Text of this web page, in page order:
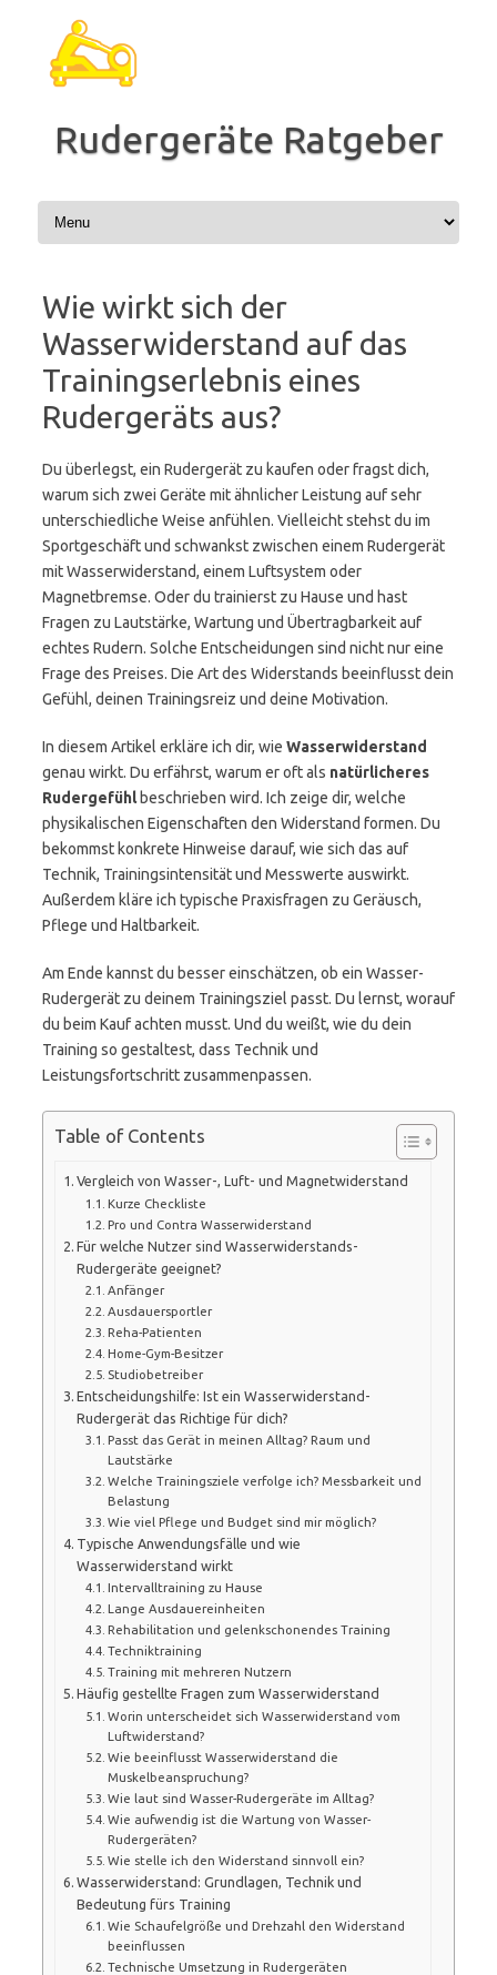
springen
Rudergeräte Ratgeber
Wie wirkt sich der
Wasserwiderstand auf das
Trainingserlebnis eines
Rudergeräts aus?
Du überlegst, ein Rudergerät zu kaufen oder fragst dich,
warum sich zwei Geräte mit ähnlicher Leistung auf sehr
unterschiedliche Weise anfühlen. Vielleicht stehst du im
Sportgeschäft und schwankst zwischen einem Rudergerät
mit Wasserwiderstand, einem Luftsystem oder
Magnetbremse. Oder du trainierst zu Hause und hast
Fragen zu Lautstärke, Wartung und Übertragbarkeit auf
echtes Rudern. Solche Entscheidungen sind nicht nur eine
Frage des Preises. Die Art des Widerstands beeinflusst dein
Gefühl, deinen Trainingsreiz und deine Motivation.
In diesem Artikel erkläre ich dir, wie Wasserwiderstand
genau wirkt. Du erfährst, warum er oft als natürlicheres
Rudergefühlbeschrieben wird. Ich zeige dir, welche
physikalischen Eigenschaften den Widerstand formen. Du
bekommst konkrete Hinweise darauf, wie sich das auf
Technik, Trainingsintensität und Messwerte auswirkt.
Außerdem kläre ich typische Praxisfragen zu Geräusch,
Pflege und Haltbarkeit.
Am Ende kannst du besser einschätzen, ob ein Wasser-
Rudergerät zu deinem Trainingsziel passt. Du lernst, worauf
du beim Kauf achten musst. Und du weißt, wie du dein
Training so gestaltest, dass Technik und
Leistungsfortschritt zusammenpassen.
Table of Contents
Vergleich von Wasser-, Luft- und Magnetwiderstand
Kurze Checkliste
Pro und Contra Wasserwiderstand
Für welche Nutzer sind Wasserwiderstands-
Rudergeräte geeignet?
Anfänger
Ausdauersportler
Reha-Patienten
Home-Gym-Besitzer
Studiobetreiber
Entscheidungshilfe: Ist ein Wasserwiderstand-
Rudergerät das Richtige für dich?
Passt das Gerät in meinen Alltag? Raum und
Lautstärke
Welche Trainingsziele verfolge ich? Messbarkeit und
Belastung
Wie viel Pflege und Budget sind mir möglich?
Typische Anwendungsfälle und wie
Wasserwiderstand wirkt
Intervalltraining zu Hause
Lange Ausdauereinheiten
Rehabilitation und gelenkschonendes Training
Techniktraining
Training mit mehreren Nutzern
Häufig gestellte Fragen zum Wasserwiderstand
Worin unterscheidet sich Wasserwiderstand vom
Luftwiderstand?
Wie beeinflusst Wasserwiderstand die
Muskelbeanspruchung?
Wie laut sind Wasser-Rudergeräte im Alltag?
Wie aufwendig ist die Wartung von Wasser-
Rudergeräten?
Wie stelle ich den Widerstand sinnvoll ein?
Wasserwiderstand: Grundlagen, Technik und
Bedeutung fürs Training
Wie Schaufelgröße und Drehzahl den Widerstand
beeinflussen
Technische Umsetzung in Rudergeräten